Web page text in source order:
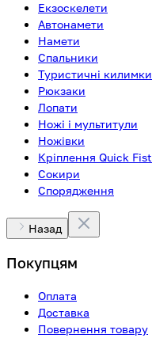
Екзоскелети
Автонамети
Намети
Спальники
Туристичні килимки
Рюкзаки
Лопати
Ножі і мультитули
Ножівки
Кріплення Quick Fist
Сокири
Спорядження
Назад
Покупцям
Оплата
Доставка
Повернення товару